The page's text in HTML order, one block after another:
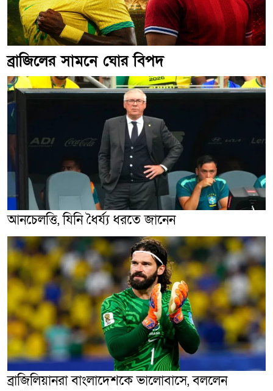
ব্রাজিলের সামনে ঘোর বিপদ
আনচেলত্তি, যিনি ধৈর্য্য ধরতে জানেন
ব্রাজিলিয়ানরা বাংলাদেশকে ভালোবাসে, বললেন